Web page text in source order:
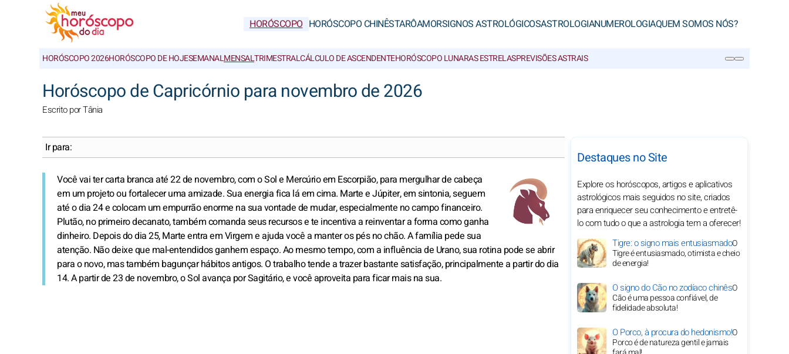
HORÓSCOPO HORÓSCOPO CHINÊSTARÔAMORSIGNOS ASTROLÓGICOSASTROLOGIANUMEROLOGIAQUEM SOMOS NÓS?
HORÓSCOPO 2026HORÓSCOPO DE HOJESEMANALMENSALTRIMESTRALCÁLCULO DE ASCENDENTEHORÓSCOPO LUNARAS ESTRELASPREVISÕES ASTRAIS
Horóscopo de Capricórnio para novembro de 2026
Escrito por Tânia
Ir para:
Você vai ter carta branca até 22 de novembro, com o Sol e Mercúrio em Escorpião, para mergulhar de cabeça
em um projeto ou fortalecer uma amizade. Sua energia fica lá em cima. Marte e Júpiter, em sintonia, seguem
até o dia 24 e colocam um empurrão enorme na sua vontade de mudar, especialmente no campo financeiro.
Plutão, no primeiro decanato, também comanda seus recursos e te incentiva a reinventar a forma como ganha
dinheiro. Depois do dia 25, Marte entra em Virgem e ajuda você a manter os pés no chão. A família pede sua
atenção. Não deixe que mal-entendidos ganhem espaço. Ao mesmo tempo, com a influência de Urano, sua rotina pode se abrir
para o novo, mas também bagunçar hábitos antigos. O trabalho tende a trazer bastante satisfação, principalmente a partir do dia
14. A partir de 23 de novembro, o Sol avança por Sagitário, e você aproveita para ficar mais na sua.
Destaques no Site
Explore os horóscopos, artigos e aplicativos
astrológicos mais seguidos no site, criados
para enriquecer seu conhecimento e entretê-
lo com tudo o que a astrologia tem a oferecer!
Tigre: o signo mais entusiasmadoO
Tigre é entusiasmado, otimista e cheio
de energia!
O signo do Cão no zodíaco chinêsO
Cão é uma pessoa confiável, de
fidelidade absoluta!
O Porco, à procura do hedonismo!O
Porco é de natureza gentil e jamais